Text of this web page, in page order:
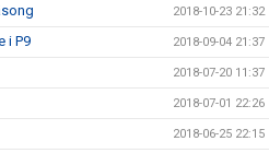
2018-10-23 21:32
i P9 2018-09-04 21:37
2018-07-20 11:37
2018-07-01 22:26
2018-06-25 22:15